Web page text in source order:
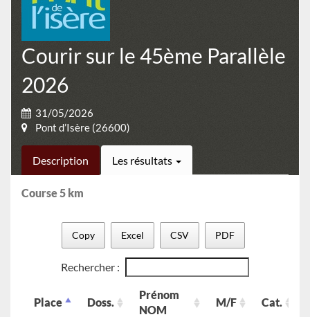
Courir sur le 45ème Parallèle
2026
31/05/2026
Pont d’Isère (26600)
Description Les résultats
Course 5 km
Copy Excel CSV PDF
Rechercher :
Place Doss.
Prénom
NOM
M/F Cat.